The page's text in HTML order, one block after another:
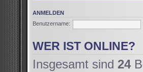
ANMELDEN
Benutzername:
WER IST ONLINE?
Insgesamt sind 24